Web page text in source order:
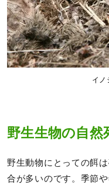
イノ
野生生物の自然
野生動物にとっての餌
合が多いのです。季節